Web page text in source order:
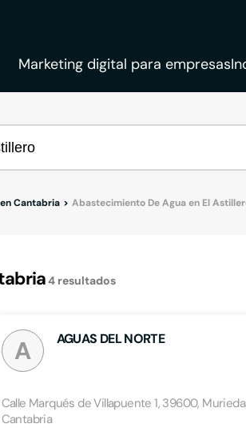
Marketing digital para empresas
Cantabria Abastecimiento De Agua en El
4 resultados
A AGUAS DEL NORTE
Calle Marqués de Villapuente 1, 39600,
Cantabria